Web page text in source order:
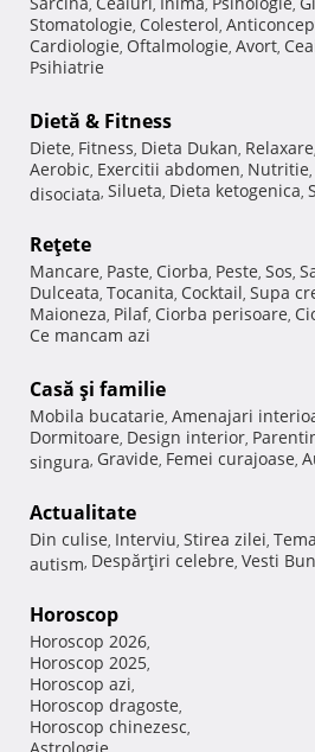
, , , ,
Stomatologie, Colesterol,
Cardiologie, Oftalmologie, Avort,
Psihiatrie
Dietă & Fitness
Diete, Fitness, Dieta Dukan, Relaxare,
Aerobic, Exercitii abdomen, Nutritie,
disociata, Silueta, Dieta ketogenica,
Reţete
Mancare, Paste, Ciorba, Peste, Sos,
Dulceata, Tocanita, Cocktail, Supa
Maioneza, Pilaf, Ciorba perisoare,
Ce mancam azi
Casă şi familie
Mobila bucatarie, Amenajari
Dormitoare, Design interior,
singura, Gravide, Femei curajoase,
Actualitate
Din culise, Interviu, Stirea zilei,
autism, Despărţiri celebre, Vesti
Horoscop
Horoscop 2026,
Horoscop 2025,
Horoscop azi,
Horoscop dragoste,
Horoscop chinezesc,